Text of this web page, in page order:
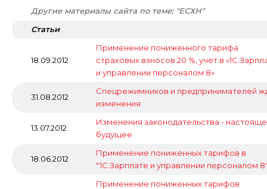
Другие материалы сайта по теме: "ЕСХН"
Статьи
18.09.2012
Применение пониженного тарифа
страховых взносов 20 %, учет в
и управлении персоналом 8»
31.08.2012
Спецрежимников и предпринимателей
изменения
13.07.2012
Изменения законодательства -
будущее
18.06.2012
Применение пониженных тарифов в
"1С:Зарплате и управлении персоналом
Применение пониженных тарифов